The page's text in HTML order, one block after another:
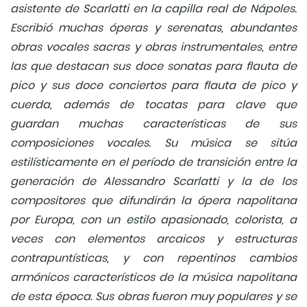
asistente de Scarlatti en la capilla real de Nápoles.
Escribió muchas óperas y serenatas, abundantes
obras vocales sacras y obras instrumentales, entre
las que destacan sus doce sonatas para flauta de
pico y sus doce conciertos para flauta de pico y
cuerda, además de tocatas para clave que
guardan muchas características de sus
composiciones vocales. Su música se sitúa
estilísticamente en el período de transición entre la
generación de Alessandro Scarlatti y la de los
compositores que difundirán la ópera napolitana
por Europa, con un estilo apasionado, colorista, a
veces con elementos arcaicos y estructuras
contrapuntísticas, y con repentinos cambios
armónicos característicos de la música napolitana
de esta época. Sus obras fueron muy populares y se